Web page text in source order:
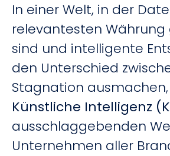
In einer Welt, in der
relevantesten
sind und intelligente
den Unterschied
Stagnation
Künstliche Intelligenz
ausschlaggebenden
Unternehmen aller